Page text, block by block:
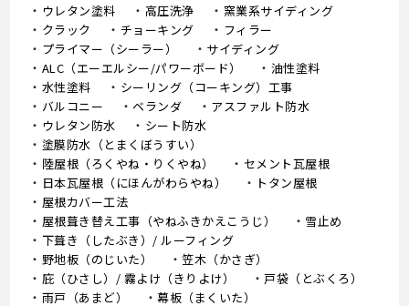
ウレタン塗料 高圧洗浄
窯業系サイディング
クラック
チョーキング
フィラー
プライマー（シーラー）
サイディング
ALC（エーエルシー/パワーボード）
油性塗料
水性塗料
シーリング（コーキング）工事
バルコニー
ベランダ
アスファルト防水
ウレタン防水
シート防水
塗膜防水（とまくぼうすい）
陸屋根（ろくやね・りくやね）
セメント瓦屋根
日本瓦屋根（にほんがわらやね）
トタン屋根
屋根カバー工法
屋根葺き替え工事（やねふきかえこうじ）
雪止め
下葺き（したぶき）/ ルーフィング
野地板（のじいた）
笠木（かさぎ）
庇（ひさし）/ 霧よけ（きりよけ）
戸袋（とぶくろ）
雨戸（あまど）
幕板（まくいた）